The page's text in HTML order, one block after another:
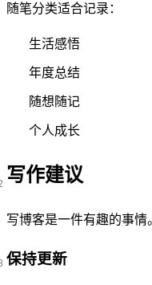
随笔分类适合记录：
生活感悟
年度总结
随想随记
个人成长
写作建议
写博客是一件有趣的事情
保持更新